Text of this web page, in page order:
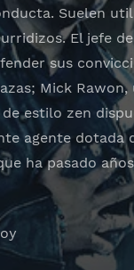
Suelen
El jefe
sus
Mick
estilo zen
agente dotada
ha pasado